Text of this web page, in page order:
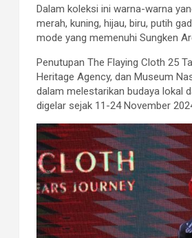
Dalam koleksi ini warna-warna
merah, kuning, hijau, biru, putih
mode yang memenuhi Sungken
Penutupan The Flaying Cloth 25
Heritage Agency, dan Museum
dalam melestarikan budaya lokal
digelar sejak 11-24 November